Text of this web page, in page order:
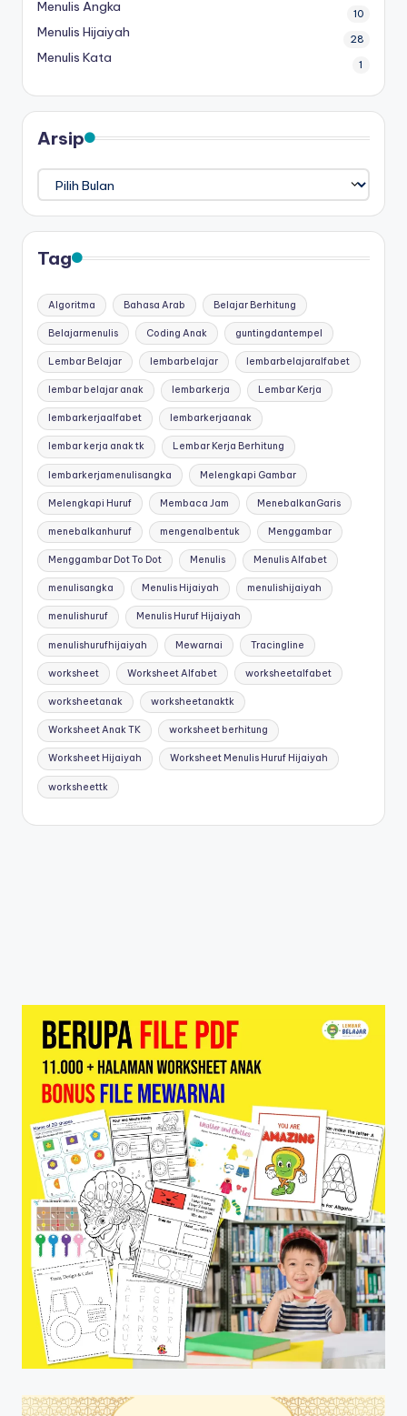
Menulis Angka 10
Menulis Hijaiyah 28
Menulis Kata 1
Arsip
Arsip
Tag
Algoritma Bahasa Arab Belajar Berhitung
Belajarmenulis Coding Anak guntingdantempel
Lembar Belajar lembarbelajar lembarbelajaralfabet
lembar belajar anak lembarkerja Lembar Kerja
lembarkerjaalfabet lembarkerjaanak
lembar kerja anak tk Lembar Kerja Berhitung
lembarkerjamenulisangka Melengkapi Gambar
Melengkapi Huruf Membaca Jam MenebalkanGaris
menebalkanhuruf mengenalbentuk Menggambar
Menggambar Dot To Dot Menulis Menulis Alfabet
menulisangka Menulis Hijaiyah menulishijaiyah
menulishuruf Menulis Huruf Hijaiyah
menulishurufhijaiyah Mewarnai Tracingline
worksheet Worksheet Alfabet worksheetalfabet
worksheetanak worksheetanaktk
Worksheet Anak TK worksheet berhitung
Worksheet Hijaiyah Worksheet Menulis Huruf Hijaiyah
worksheettk